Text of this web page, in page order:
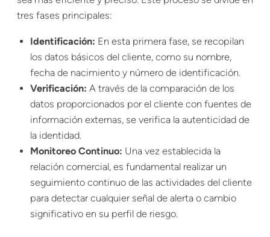
tres fases principales:
Identificación: En esta primera fase, se recopilan
los datos básicos del cliente, como su nombre,
fecha de nacimiento y número de identificación.
Verificación: A través de la comparación de los
datos proporcionados por el cliente con fuentes de
información externas, se verifica la autenticidad de
la identidad.
Monitoreo Continuo: Una vez establecida la
relación comercial, es fundamental realizar un
seguimiento continuo de las actividades del cliente
para detectar cualquier señal de alerta o cambio
significativo en su perfil de riesgo.